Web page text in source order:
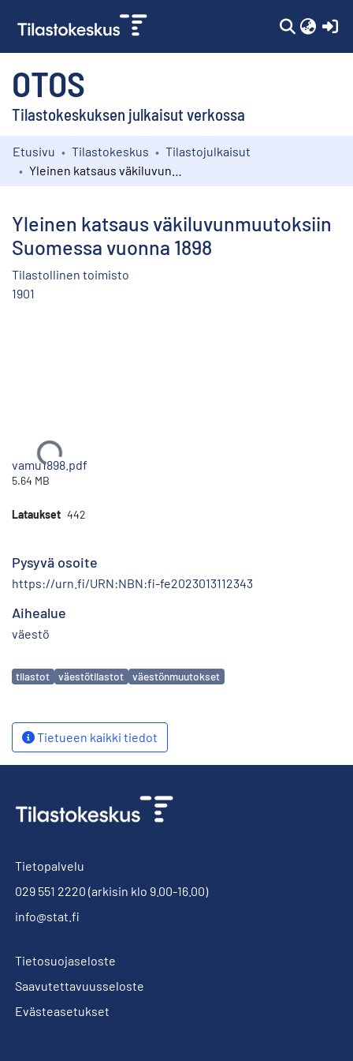
OTOS
Tilastokeskuksen julkaisut verkossa
Kokoelmat
Etusivu Tilastokeskus
Tilastojulkaisut
Yleinen katsaus väkiluvunmuutoksiin
Suomessa vuonna 1898
Tilastollinen toimisto
1901
Ladataan...
vamu1898.pdf
5.64 MB
Lataukset 442
Pysyvä osoite
https://urn.fi/URN:NBN:fi-fe2023013112343
Aihealue
väestö
Avainsanat
tilastot väestötilastot väestönmuutokset
Tietueen kaikki tiedot
Tietopalvelu
029 551 2220 (arkisin klo 9.00-16.00)
info@stat.fi
Tietosuojaseloste
Saavutettavuusseloste
Evästeasetukset